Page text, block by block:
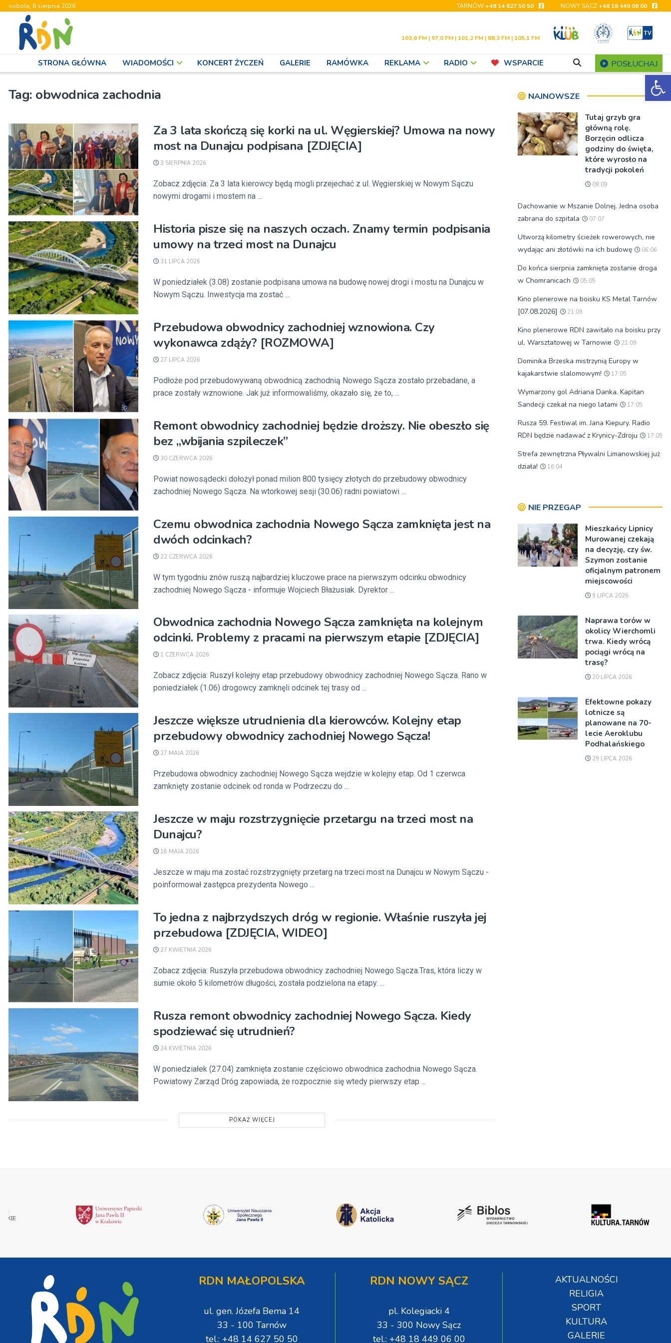
sobota, 8 sierpnia 2026 TARNÓW+48 14 627 50 50 NOWY SĄCZ+48 18 449 06 00
103,6 FM | 97,0 FM | 101,2 FM | 88,3 FM | 105,1 FM
STRONA GŁÓWNA WIADOMOŚCI KONCERT ŻYCZEŃ GALERIE RAMÓWKA REKLAMA RADIO WSPARCIE POSŁUCHAJ
Tag: obwodnica zachodnia
Za 3 lata skończą się korki na ul. Węgierskiej? Umowa na nowy
most na Dunajcu podpisana [ZDJĘCIA]
3 SIERPNIA 2026
Zobacz zdjęcia: Za 3 lata kierowcy będą mogli przejechać z ul. Węgierskiej w Nowym Sączu
nowymi drogami i mostem na ...
Historia pisze się na naszych oczach. Znamy termin podpisania
umowy na trzeci most na Dunajcu
31 LIPCA 2026
W poniedziałek (3.08) zostanie podpisana umowa na budowę nowej drogi i mostu na Dunajcu w
Nowym Sączu. Inwestycja ma zostać ...
Przebudowa obwodnicy zachodniej wznowiona. Czy
wykonawca zdąży? [ROZMOWA]
27 LIPCA 2026
Podłoże pod przebudowywaną obwodnicą zachodnią Nowego Sącza zostało przebadane, a
prace zostały wznowione. Jak już informowaliśmy, okazało się, że to, ...
Remont obwodnicy zachodniej będzie droższy. Nie obeszło się
bez „wbijania szpileczek”
30 CZERWCA 2026
Powiat nowosądecki dołożył ponad milion 800 tysięcy złotych do przebudowy obwodnicy
zachodniej Nowego Sącza. Na wtorkowej sesji (30.06) radni powiatowi ...
Czemu obwodnica zachodnia Nowego Sącza zamknięta jest na
dwóch odcinkach?
22 CZERWCA 2026
W tym tygodniu znów ruszą najbardziej kluczowe prace na pierwszym odcinku obwodnicy
zachodniej Nowego Sącza - informuje Wojciech Błażusiak. Dyrektor ...
Obwodnica zachodnia Nowego Sącza zamknięta na kolejnym
odcinki. Problemy z pracami na pierwszym etapie [ZDJĘCIA]
1 CZERWCA 2026
Zobacz zdjęcia: Ruszył kolejny etap przebudowy obwodnicy zachodniej Nowego Sącza. Rano w
poniedziałek (1.06) drogowcy zamknęli odcinek tej trasy od ...
Jeszcze większe utrudnienia dla kierowców. Kolejny etap
przebudowy obwodnicy zachodniej Nowego Sącza!
27 MAJA 2026
Przebudowa obwodnicy zachodniej Nowego Sącza wejdzie w kolejny etap. Od 1 czerwca
zamknięty zostanie odcinek od ronda w Podrzeczu do ...
Jeszcze w maju rozstrzygnięcie przetargu na trzeci most na
Dunajcu?
18 MAJA 2026
Jeszcze w maju ma zostać rozstrzygnięty przetarg na trzeci most na Dunajcu w Nowym Sączu -
poinformował zastępca prezydenta Nowego ...
To jedna z najbrzydszych dróg w regionie. Właśnie ruszyła jej
przebudowa [ZDJĘCIA, WIDEO]
27 KWIETNIA 2026
Zobacz zdjęcia: Ruszyła przebudowa obwodnicy zachodniej Nowego Sącza.Tras, która liczy w
sumie około 5 kilometrów długości, została podzielona na etapy. ...
Rusza remont obwodnicy zachodniej Nowego Sącza. Kiedy
spodziewać się utrudnień?
24 KWIETNIA 2026
W poniedziałek (27.04) zamknięta zostanie częściowo obwodnica zachodnia Nowego Sącza.
Powiatowy Zarząd Dróg zapowiada, że rozpocznie się wtedy pierwszy etap ...
POKAŻ WIĘCEJ
NAJNOWSZE
Tutaj grzyb gra
główną rolę.
Borzęcin odlicza
godziny do święta,
które wyrosło na
tradycji pokoleń
09:09
Dachowanie w Mszanie Dolnej. Jedna osoba
zabrana do szpitala
07:07
Utworzą kilometry ścieżek rowerowych, nie
wydając ani złotówki na ich budowę
06:06
Do końca sierpnia zamknięta zostanie droga
w Chomranicach
05:05
Kino plenerowe na boisku KS Metal Tarnów
[07.08.2026]
21:09
Kino plenerowe RDN zawitało na boisku przy
ul. Warsztatowej w Tarnowie
21:09
Dominika Brzeska mistrzynią Europy w
kajakarstwie slalomowym!
17:05
Wymarzony gol Adriana Danka. Kapitan
Sandecji czekał na niego latami
17:05
Rusza 59. Festiwal im. Jana Kiepury. Radio
RDN będzie nadawać z Krynicy-Zdroju
17:05
Strefa zewnętrzna Pływalni Limanowskiej już
działa!
16:04
NIE PRZEGAP
Mieszkańcy Lipnicy
Murowanej czekają
na decyzję, czy św.
Szymon zostanie
oficjalnym patronem
miejscowości
9 LIPCA 2026
Naprawa torów w
okolicy Wierchomli
trwa. Kiedy wrócą
pociągi wrócą na
trasę?
20 LIPCA 2026
Efektowne pokazy
lotnicze są
planowane na 70-
lecie Aeroklubu
Podhalańskiego
29 LIPCA 2026
RDN MAŁOPOLSKA
ul. gen. Józefa Bema 14
33 - 100 Tarnów
tel.: +48 14 627 50 50
RDN NOWY SĄCZ
pl. Kolegiacki 4
33 - 300 Nowy Sącz
tel.: +48 18 449 06 00
AKTUALNOŚCI
RELIGIA
SPORT
KULTURA
GALERIE